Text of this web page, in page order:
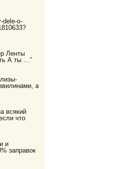
dele-o-
Ленты
А ты …”
а
всякий
что
и
заправок